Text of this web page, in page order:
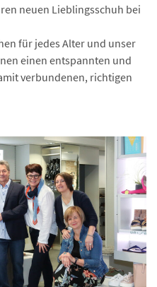
neuen Lieblingsschuh bei
für jedes Alter und unser
einen entspannten und
verbundenen, richtigen